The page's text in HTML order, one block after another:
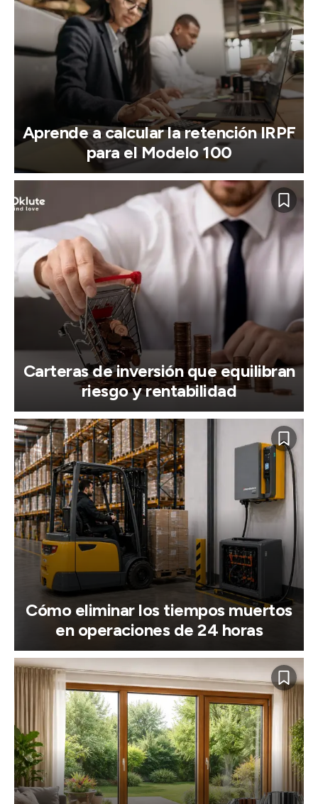
Aprende a calcular la retención IRPF
para el Modelo 100
Carteras de inversión que equilibran
riesgo y rentabilidad
Cómo eliminar los tiempos muertos
en operaciones de 24 horas